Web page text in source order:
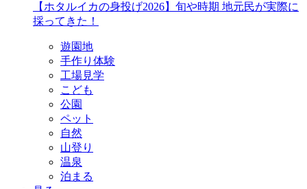
【ホタルイカの身投げ2026】旬や時期 地元民が実際に
採ってきた！
遊園地
手作り体験
工場見学
こども
公園
ペット
自然
山登り
温泉
泊まる